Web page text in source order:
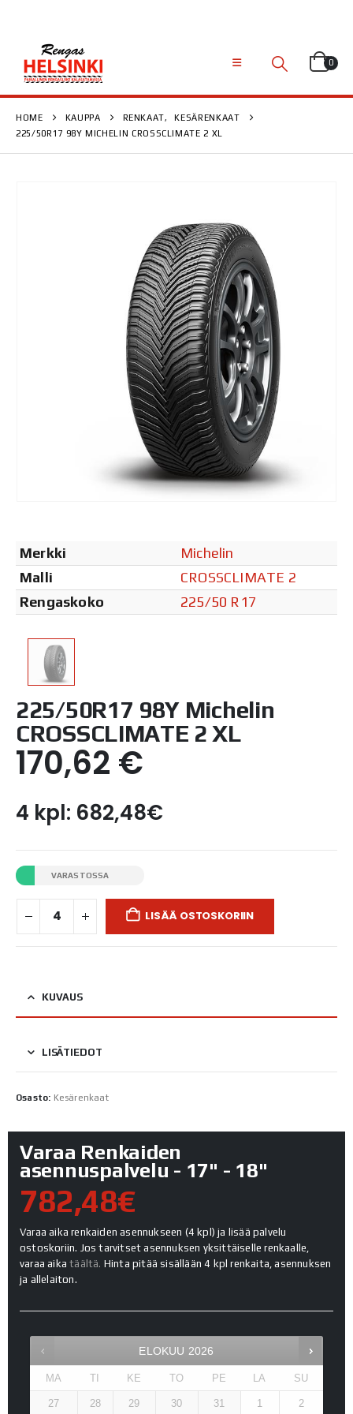
0
HOME KAUPPA RENKAAT,
KESÄRENKAAT
225/50R17 98Y MICHELIN CROSSCLIMATE 2 XL
Merkki
Michelin
Malli
CROSSCLIMATE 2
Rengaskoko
225/50 R17
225/50R17 98Y Michelin
CROSSCLIMATE 2 XL
170,62 €
4 kpl: 682,48€
VARASTOSSA
LISÄÄ OSTOSKORIIN
KUVAUS
LISÄTIEDOT
Osasto: Kesärenkaat
Varaa Renkaiden
asennuspalvelu - 17" - 18"
782,48€
Varaa aika renkaiden asennukseen (4 kpl) ja lisää palvelu
ostoskoriin. Jos tarvitset asennuksen yksittäiselle renkaalle,
varaa aikatäältä. Hinta pitää sisällään 4 kpl renkaita, asennuksen
ja allelaiton.
ELOKUU 2026
MA TI KE TO PE LA SU
27 28 29 30 31 1 2